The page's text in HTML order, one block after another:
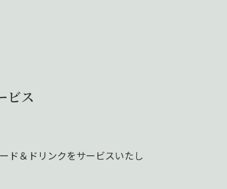
ビス
ド＆ドリンクをサービスいたし